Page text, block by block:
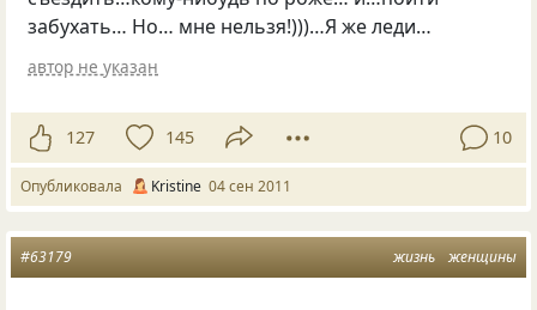
забухать… Но… мне нельзя!)))…Я же леди…
автор не указан
127 145 10
Опубликовала Kristine 04 сен 2011
жизнь женщины
#63179